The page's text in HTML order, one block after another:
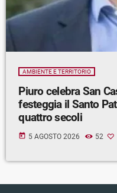
AMBIENTE E TERRITORIO
Piuro celebra San
festeggia il Santo
quattro secoli
today 5 AGOSTO 2026 52